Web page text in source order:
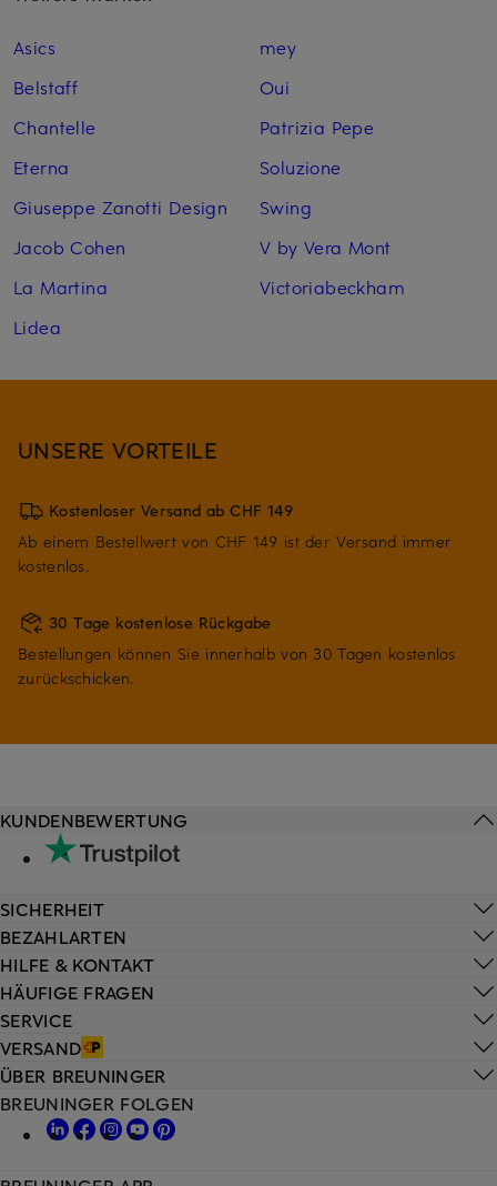
Asics
Belstaff
Chantelle
Eterna
Giuseppe Zanotti Design
Jacob Cohen
La Martina
Lidea
mey
Oui
Patrizia Pepe
Soluzione
Swing
V by Vera Mont
Victoriabeckham
UNSERE VORTEILE
Kostenloser Versand ab CHF 149
Ab einem Bestellwert von CHF 149 ist der Versand immer
kostenlos.
30 Tage kostenlose Rückgabe
Bestellungen können Sie innerhalb von 30 Tagen kostenlos
zurückschicken.
HILFE & KONTAKT
HÄUFIGE FRAGEN
SERVICE
VERSAND
KUNDENBEWERTUNG
SICHERHEIT
BEZAHLARTEN
ÜBER BREUNINGER
BREUNINGER FOLGEN